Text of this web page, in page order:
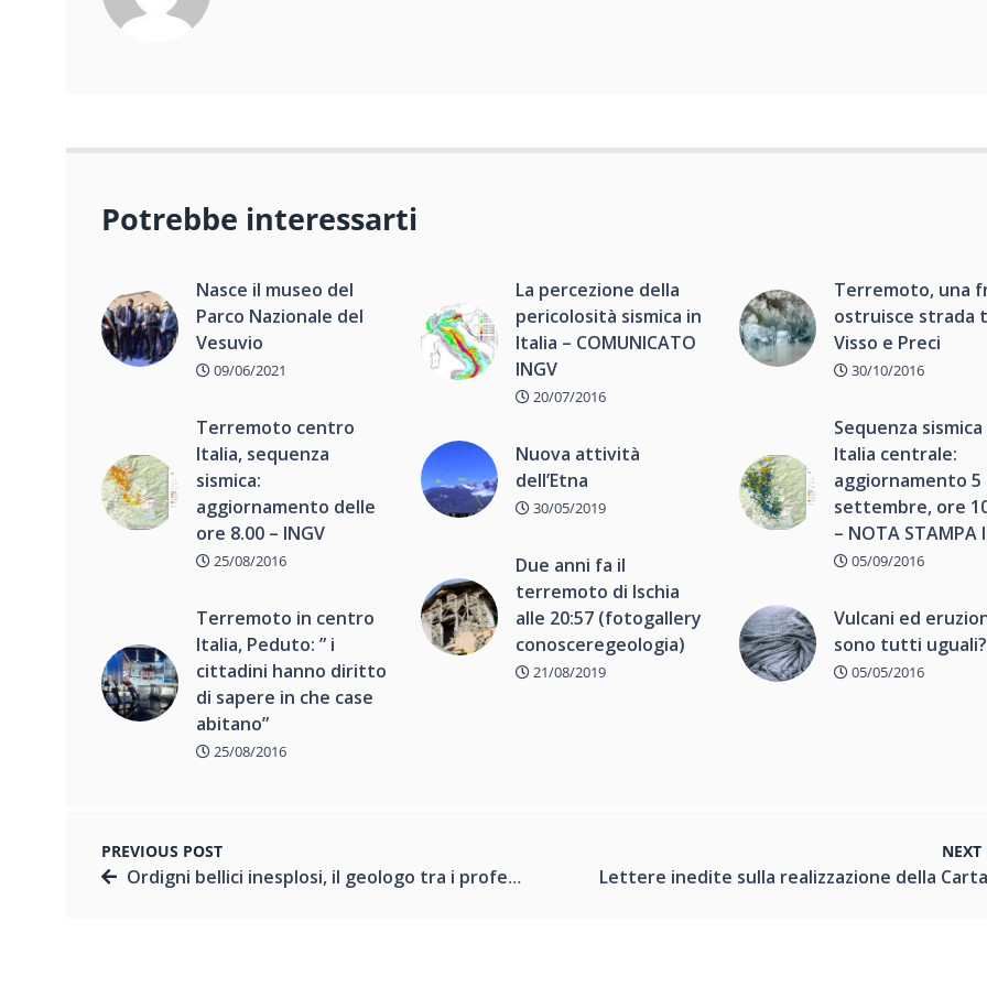
Potrebbe interessarti
Nasce il museo del
Parco Nazionale del
Vesuvio
09/06/2021
Terremoto centro
Italia, sequenza
sismica:
aggiornamento delle
ore 8.00 – INGV
25/08/2016
Terremoto in centro
Italia, Peduto: ” i
cittadini hanno diritto
di sapere in che case
abitano”
25/08/2016
La percezione della
pericolosità sismica in
Italia – COMUNICATO
INGV
20/07/2016
Nuova attività
dell’Etna
30/05/2019
Due anni fa il
terremoto di Ischia
alle 20:57 (fotogallery
conosceregeologia)
21/08/2019
Terremoto, una
ostruisce strada
Visso e Preci
30/10/2016
Sequenza sismica
Italia centrale:
aggiornamento 5
settembre, ore
– NOTA STAMPA
05/09/2016
Vulcani ed
sono tutti uguali?
05/05/2016
PREVIOUS POST
Ordigni bellici inesplosi, il geologo tra i professionisti incaricati alla ricerca
NEXT